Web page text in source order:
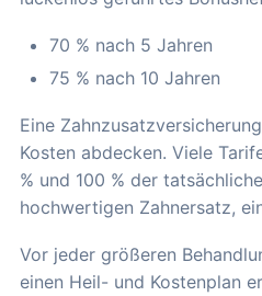
70 % nach 5 Jahren
75 % nach 10 Jahren
Eine
Kosten abdecken. Viele
% und 100 % der
hochwertigen Zahnersatz,
Vor jeder größeren
einen Heil- und Kostenplan